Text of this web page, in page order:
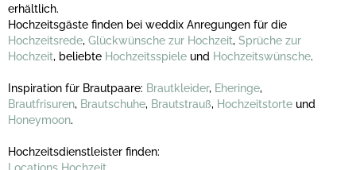
erhältlich.
Hochzeitsgäste finden bei weddix Anregungen für die
Hochzeitsrede, Glückwünsche zur Hochzeit, Sprüche zur
Hochzeit, beliebte Hochzeitsspiele und Hochzeitswünsche.
Inspiration für Brautpaare: Brautkleider, Eheringe,
Brautfrisuren, Brautschuhe, Brautstrauß, Hochzeitstorte und
Honeymoon.
Hochzeitsdienstleister finden: